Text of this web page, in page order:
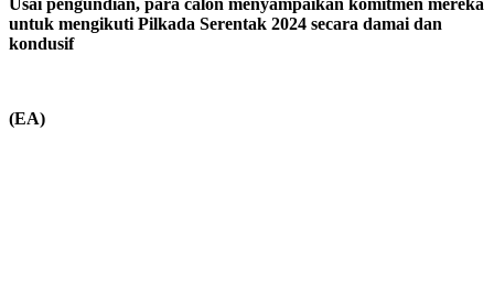
untuk mengikuti Pilkada Serentak 2024 secara damai dan
kondusif
(EA)